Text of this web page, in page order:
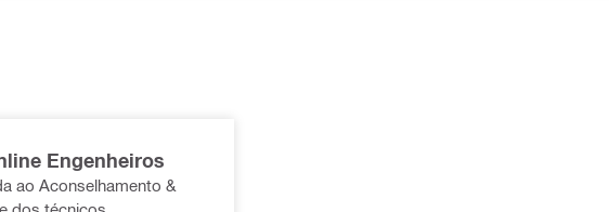
Engenheiros
ao Aconselhamento &